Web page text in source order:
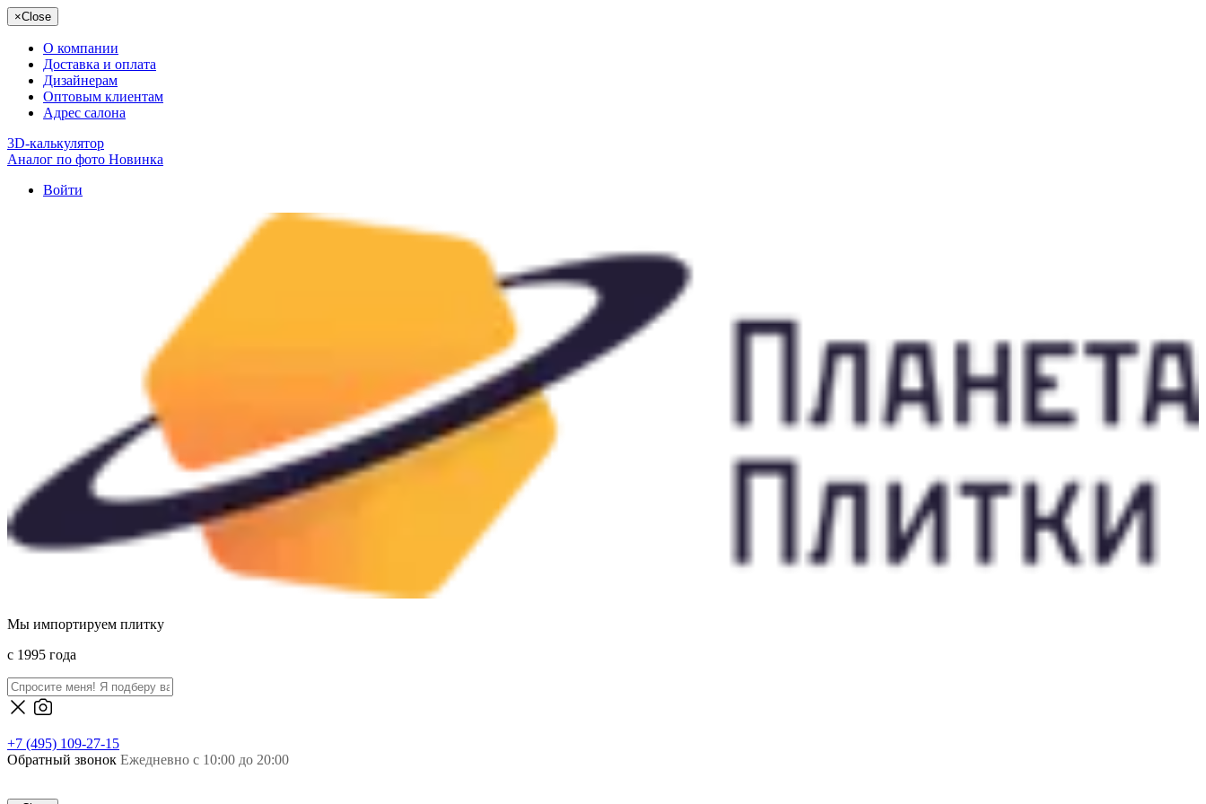
×Close
О компании
Доставка и оплата
Дизайнерам
Оптовым клиентам
Адрес салона
3D-калькулятор
Аналог по фото Новинка
Войти
Мы импортируем плитку
c 1995 года
+7 (495) 109-27-15
Обратный звонок Ежедневно с 10:00 до 20:00